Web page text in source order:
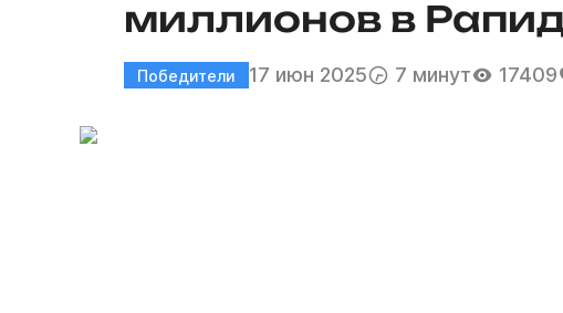
миллионов в
Победители 17 июн 2025 7 минут 17409